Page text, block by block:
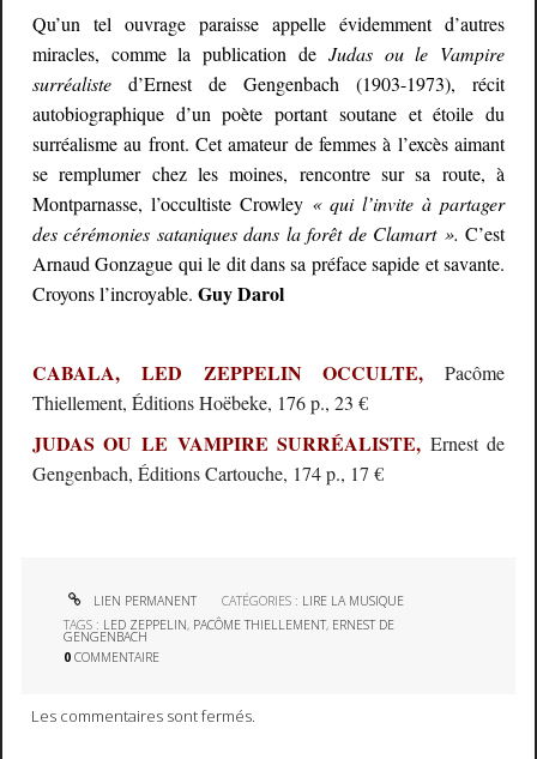
Qu’un tel ouvrage paraisse appelle évidemment d’autres
miracles, comme la publication de Judas ou le Vampire
surréalisted’Ernest de Gengenbach (1903-1973), récit
autobiographique d’un poète portant soutane et étoile du
surréalisme au front. Cet amateur de femmes à l’excès aimant
se remplumer chez les moines, rencontre sur sa route, à
Montparnasse, l’occultiste Crowley « qui l’invite à partager
des cérémonies sataniques dans la forêt de Clamart ». C’est
Arnaud Gonzague qui le dit dans sa préface sapide et savante.
Croyons l’incroyable. Guy Darol
CABALA, LED ZEPPELIN OCCULTE, Pacôme
Thiellement, Éditions Hoëbeke, 176 p., 23 €
JUDAS OU LE VAMPIRE SURRÉALISTE, Ernest de
Gengenbach, Éditions Cartouche, 174 p., 17 €
LIEN PERMANENT CATÉGORIES : LIRE LA MUSIQUE
TAGS : LED ZEPPELIN, PACÔME THIELLEMENT, ERNEST DE
GENGENBACH
0 COMMENTAIRE
Les commentaires sont fermés.